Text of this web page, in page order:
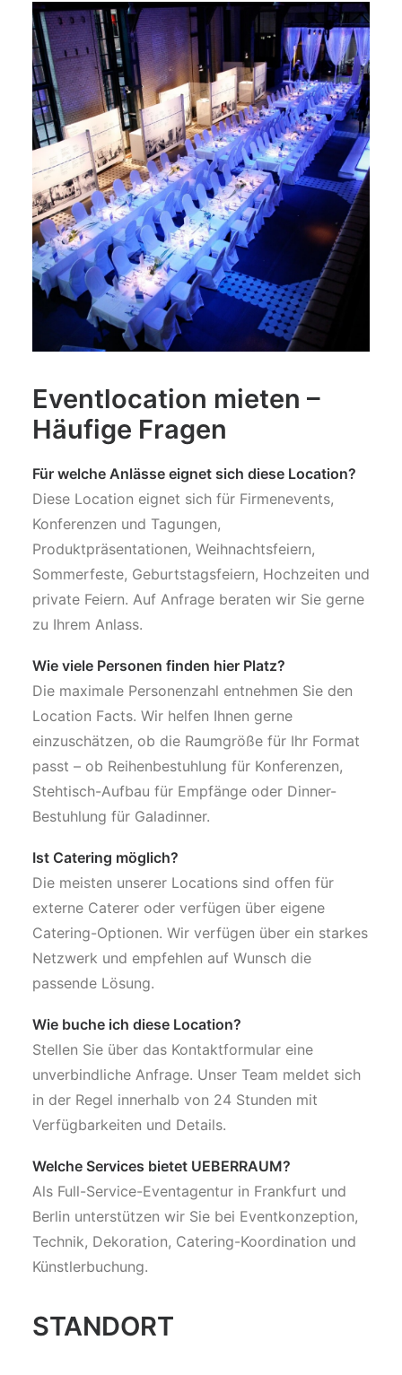
Eventlocation mieten –
Häufige Fragen
Für welche Anlässe eignet sich diese Location?
Diese Location eignet sich für Firmenevents,
Konferenzen und Tagungen,
Produktpräsentationen, Weihnachtsfeiern,
Sommerfeste, Geburtstagsfeiern, Hochzeiten und
private Feiern. Auf Anfrage beraten wir Sie gerne
zu Ihrem Anlass.
Wie viele Personen finden hier Platz?
Die maximale Personenzahl entnehmen Sie den
Location Facts. Wir helfen Ihnen gerne
einzuschätzen, ob die Raumgröße für Ihr Format
passt – ob Reihenbestuhlung für Konferenzen,
Stehtisch-Aufbau für Empfänge oder Dinner-
Bestuhlung für Galadinner.
Ist Catering möglich?
Die meisten unserer Locations sind offen für
externe Caterer oder verfügen über eigene
Catering-Optionen. Wir verfügen über ein starkes
Netzwerk und empfehlen auf Wunsch die
passende Lösung.
Wie buche ich diese Location?
Stellen Sie über das Kontaktformular eine
unverbindliche Anfrage. Unser Team meldet sich
in der Regel innerhalb von 24 Stunden mit
Verfügbarkeiten und Details.
Welche Services bietet UEBERRAUM?
Als Full-Service-Eventagentur in Frankfurt und
Berlin unterstützen wir Sie bei Eventkonzeption,
Technik, Dekoration, Catering-Koordination und
Künstlerbuchung.
STANDORT